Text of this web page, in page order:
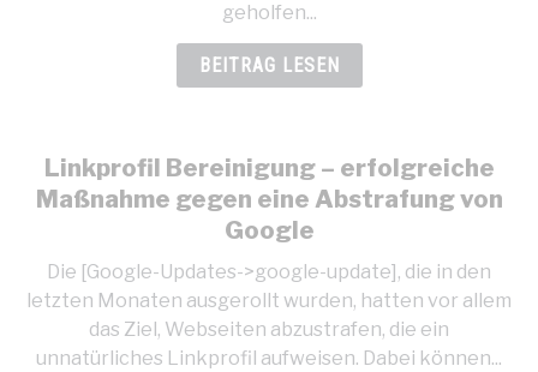
geholfen...
BEITRAG LESEN
Linkprofil Bereinigung – erfolgreiche
Maßnahme gegen eine Abstrafung von
Google
Die [Google-Updates->google-update], die in den
letzten Monaten ausgerollt wurden, hatten vor allem
das Ziel, Webseiten abzustrafen, die ein
unnatürliches Linkprofil aufweisen. Dabei können...